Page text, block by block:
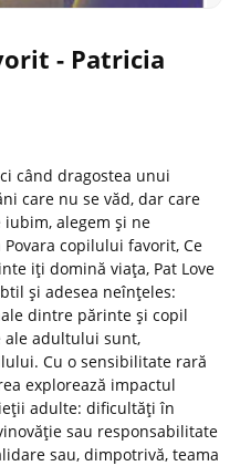
- Patricia
când dragostea unui
care nu se văd, dar care
alegem și ne
copilului favorit, Ce
iți domină viața, Pat Love
și adesea neînțeles:
dintre părinte și copil
ale adultului sunt,
Cu o sensibilitate rară
explorează impactul
adulte: dificultăți în
sau responsabilitate
sau, dimpotrivă, teama